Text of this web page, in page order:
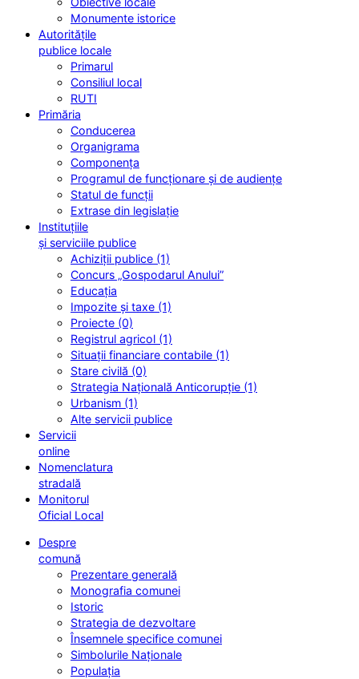
Monumente istorice
Autoritățile
publice locale
Primarul
Consiliul local
RUTI
Primăria
Conducerea
Organigrama
Componența
Programul de funcționare și de audiențe
Statul de funcții
Extrase din legislație
Instituțiile
și serviciile publice
Achiziții publice (1)
Concurs „Gospodarul Anului”
Educația
Impozite și taxe (1)
Proiecte (0)
Registrul agricol (1)
Situații financiare contabile (1)
Stare civilă (0)
Strategia Națională Anticorupție (1)
Urbanism (1)
Alte servicii publice
Servicii
online
Nomenclatura
stradală
Monitorul
Oficial Local
Despre
comună
Prezentare generală
Monografia comunei
Istoric
Strategia de dezvoltare
Însemnele specifice comunei
Simbolurile Naționale
Populația